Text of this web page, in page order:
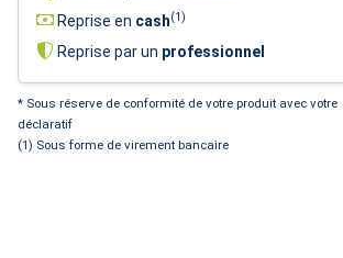
Reprise en cash(1)
Reprise par un professionnel
* Sous réserve de conformité de votre produit avec votre
déclaratif
(1) Sous forme de virement bancaire